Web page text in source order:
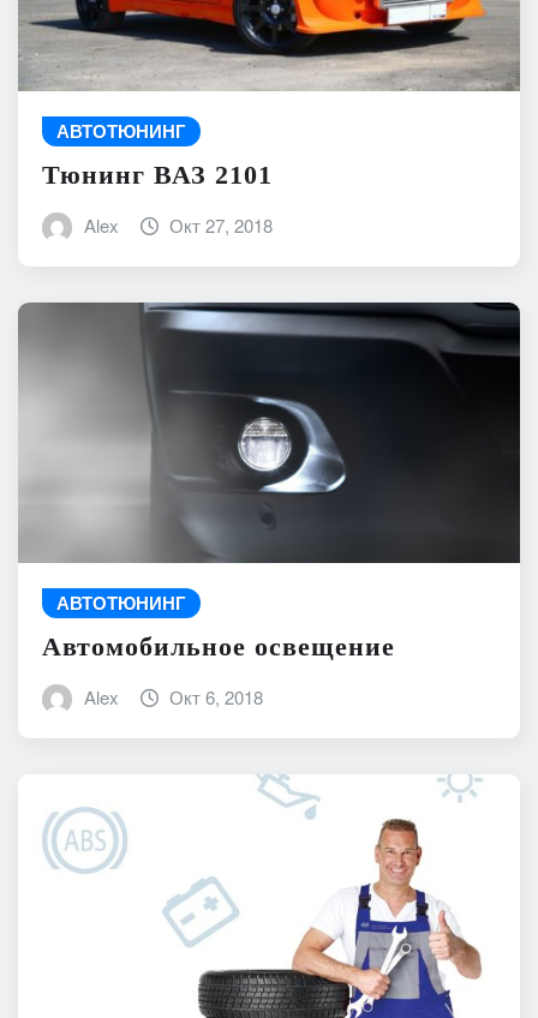
АВТОТЮНИНГ
Тюнинг ВАЗ 2101
Alex Окт 27, 2018
АВТОТЮНИНГ
Автомобильное освещение
Alex Окт 6, 2018